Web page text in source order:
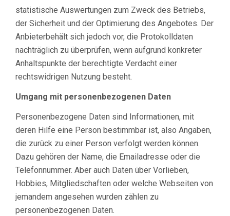
statistische Auswertungen zum Zweck des Betriebs,
der Sicherheit und der Optimierung des Angebotes. Der
Anbieterbehält sich jedoch vor, die Protokolldaten
nachträglich zu überprüfen, wenn aufgrund konkreter
Anhaltspunkte der berechtigte Verdacht einer
rechtswidrigen Nutzung besteht.
Umgang mit personenbezogenen Daten
Personenbezogene Daten sind Informationen, mit
deren Hilfe eine Person bestimmbar ist, also Angaben,
die zurück zu einer Person verfolgt werden können.
Dazu gehören der Name, die Emailadresse oder die
Telefonnummer. Aber auch Daten über Vorlieben,
Hobbies, Mitgliedschaften oder welche Webseiten von
jemandem angesehen wurden zählen zu
personenbezogenen Daten.